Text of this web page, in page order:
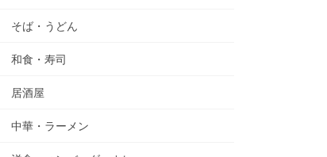
そば・うどん
和食・寿司
居酒屋
中華・ラーメン